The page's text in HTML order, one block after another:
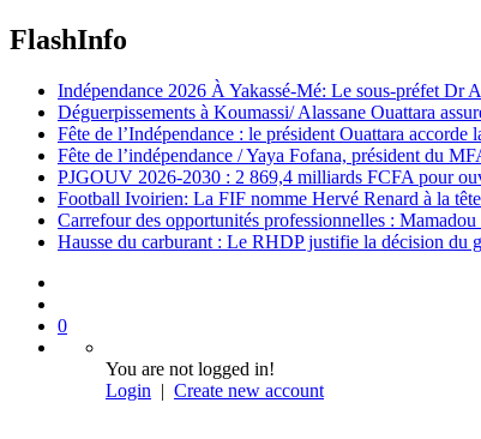
FlashInfo
Indépendance 2026 À Yakassé-Mé: Le sous-préfet Dr
Déguerpissements à Koumassi/ Alassane Ouattara
Fête de l’Indépendance : le président Ouattara accorde
Fête de l’indépendance / Yaya Fofana, président du
PJGOUV 2026-2030 : 2 869,4 milliards FCFA pour
Football Ivoirien: La FIF nomme Hervé Renard à la
Carrefour des opportunités professionnelles :
Hausse du carburant : Le RHDP justifie la décision du
0
You are not logged in!
Login | Create new account